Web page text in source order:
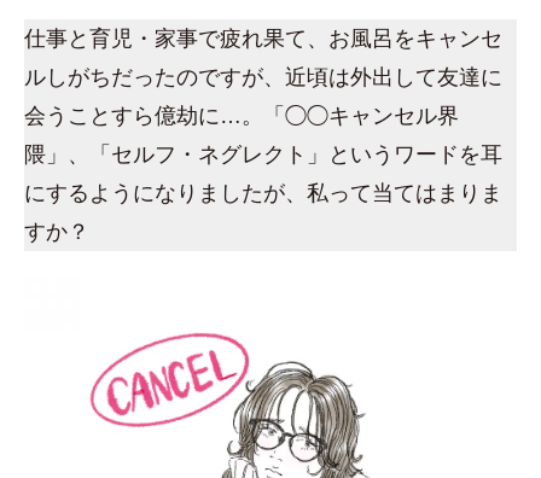
仕事と育児・家事で疲れ果て、お風呂をキャンセ
ルしがちだったのですが、近頃は外出して友達に
会うことすら億劫に…。「◯◯キャンセル界
隈」、「セルフ・ネグレクト」というワードを耳
にするようになりましたが、私って当てはまりま
すか？